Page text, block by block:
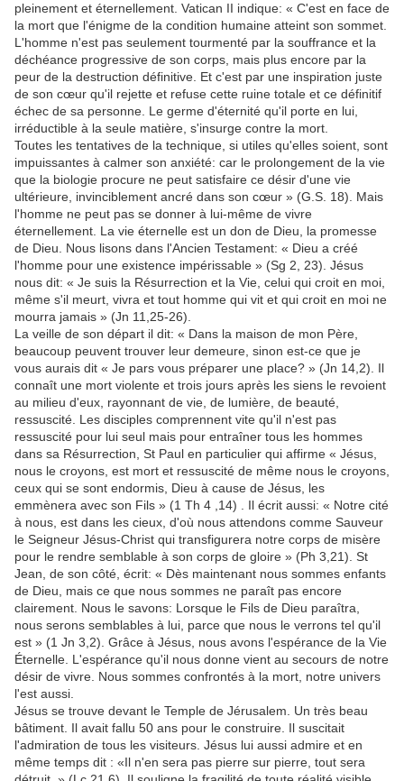
pleinement et éternellement. Vatican II indique: « C'est en face de
la mort que l'énigme de la condition humaine atteint son sommet.
L'homme n'est pas seulement tourmenté par la souffrance et la
déchéance progressive de son corps, mais plus encore par la
peur de la destruction définitive. Et c'est par une inspiration juste
de son cœur qu'il rejette et refuse cette ruine totale et ce définitif
échec de sa personne. Le germe d'éternité qu'il porte en lui,
irréductible à la seule matière, s'insurge contre la mort.
Toutes les tentatives de la technique, si utiles qu'elles soient, sont
impuissantes à calmer son anxiété: car le prolongement de la vie
que la biologie procure ne peut satisfaire ce désir d'une vie
ultérieure, invinciblement ancré dans son cœur » (G.S. 18). Mais
l'homme ne peut pas se donner à lui-même de vivre
éternellement. La vie éternelle est un don de Dieu, la promesse
de Dieu. Nous lisons dans l'Ancien Testament: « Dieu a créé
l'homme pour une existence impérissable » (Sg 2, 23). Jésus
nous dit: « Je suis la Résurrection et la Vie, celui qui croit en moi,
même s'il meurt, vivra et tout homme qui vit et qui croit en moi ne
mourra jamais » (Jn 11,25-26).
La veille de son départ il dit: « Dans la maison de mon Père,
beaucoup peuvent trouver leur demeure, sinon est-ce que je
vous aurais dit « Je pars vous préparer une place? » (Jn 14,2). Il
connaît une mort violente et trois jours après les siens le revoient
au milieu d'eux, rayonnant de vie, de lumière, de beauté,
ressuscité. Les disciples comprennent vite qu'il n'est pas
ressuscité pour lui seul mais pour entraîner tous les hommes
dans sa Résurrection, St Paul en particulier qui affirme « Jésus,
nous le croyons, est mort et ressuscité de même nous le croyons,
ceux qui se sont endormis, Dieu à cause de Jésus, les
emmènera avec son Fils » (1 Th 4 ,14) . Il écrit aussi: « Notre cité
à nous, est dans les cieux, d'où nous attendons comme Sauveur
le Seigneur Jésus-Christ qui transfigurera notre corps de misère
pour le rendre semblable à son corps de gloire » (Ph 3,21). St
Jean, de son côté, écrit: « Dès maintenant nous sommes enfants
de Dieu, mais ce que nous sommes ne paraît pas encore
clairement. Nous le savons: Lorsque le Fils de Dieu paraîtra,
nous serons semblables à lui, parce que nous le verrons tel qu'il
est » (1 Jn 3,2). Grâce à Jésus, nous avons l'espérance de la Vie
Éternelle. L'espérance qu'il nous donne vient au secours de notre
désir de vivre. Nous sommes confrontés à la mort, notre univers
l'est aussi.
Jésus se trouve devant le Temple de Jérusalem. Un très beau
bâtiment. Il avait fallu 50 ans pour le construire. Il suscitait
l'admiration de tous les visiteurs. Jésus lui aussi admire et en
même temps dit : «Il n'en sera pas pierre sur pierre, tout sera